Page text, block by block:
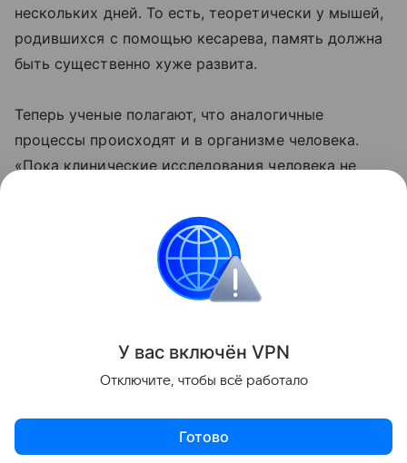
нескольких дней. То есть, теоретически у мышей,
родившихся с помощью кесарева, память должна
быть существенно хуже развита.
Теперь ученые полагают, что аналогичные
процессы происходят и в организме человека.
«Пока клинические исследования человека не
исследования Тамаш Хорват. — Но, судя по всему,
естественные роды очень важны для развития
Поделиться
У вас включён VPN
Отключите, чтобы всё работало
Готово